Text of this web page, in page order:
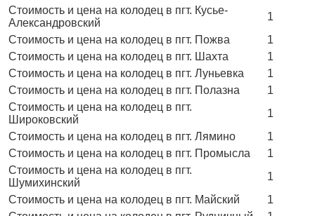
Стоимость и цена на колодец в пгт. Кусье-
Александровский
1
Стоимость и цена на колодец в пгт. Пожва
1
Стоимость и цена на колодец в пгт. Шахта
1
Стоимость и цена на колодец в пгт. Луньевка
1
Стоимость и цена на колодец в пгт. Полазна
1
Стоимость и цена на колодец в пгт.
Широковский
1
Стоимость и цена на колодец в пгт. Лямино
1
Стоимость и цена на колодец в пгт. Промысла
1
Стоимость и цена на колодец в пгт.
Шумихинский
1
Стоимость и цена на колодец в пгт. Майский
1